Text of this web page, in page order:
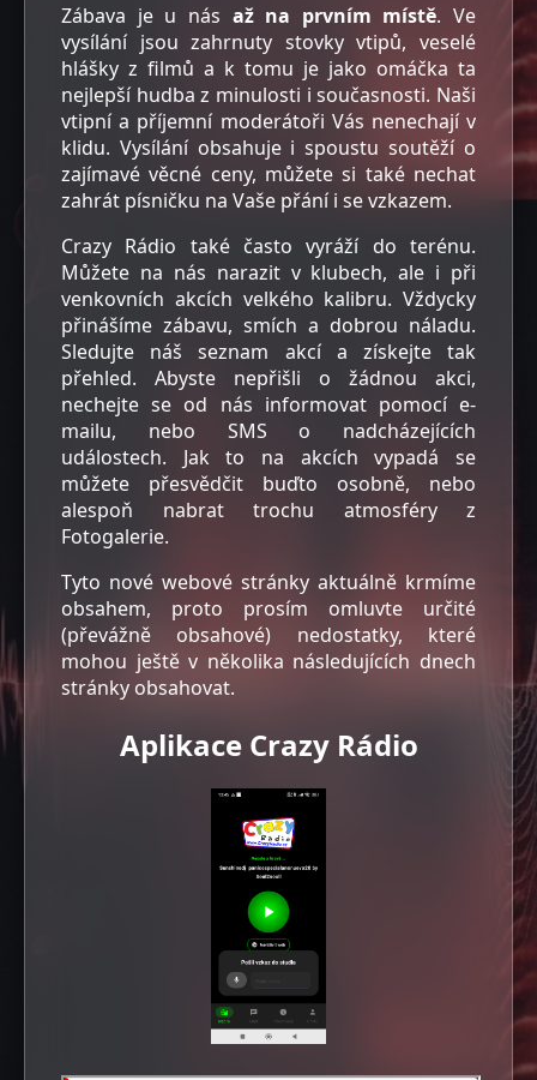
Zábava je u nás až na prvním místě. Ve
vysílání jsou zahrnuty stovky vtipů, veselé
hlášky z filmů a k tomu je jako omáčka ta
nejlepší hudba z minulosti i současnosti. Naši
vtipní a příjemní moderátoři Vás nenechají v
klidu. Vysílání obsahuje i spoustu soutěží o
zajímavé věcné ceny, můžete si také nechat
zahrát písničku na Vaše přání i se vzkazem.
Crazy Rádio také často vyráží do terénu.
Můžete na nás narazit v klubech, ale i při
venkovních akcích velkého kalibru. Vždycky
přinášíme zábavu, smích a dobrou náladu.
Sledujte náš seznam akcí a získejte tak
přehled. Abyste nepřišli o žádnou akci,
nechejte se od nás informovat pomocí e-
mailu, nebo SMS o nadcházejících
událostech. Jak to na akcích vypadá se
můžete přesvědčit buďto osobně, nebo
alespoň nabrat trochu atmosféry z
Fotogalerie.
Tyto nové webové stránky aktuálně krmíme
obsahem, proto prosím omluvte určité
(převážně obsahové) nedostatky, které
mohou ještě v několika následujících dnech
stránky obsahovat.
Aplikace Crazy Rádio